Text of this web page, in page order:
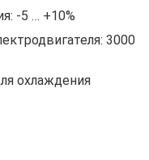
-5 … +10%
3000
охлаждения